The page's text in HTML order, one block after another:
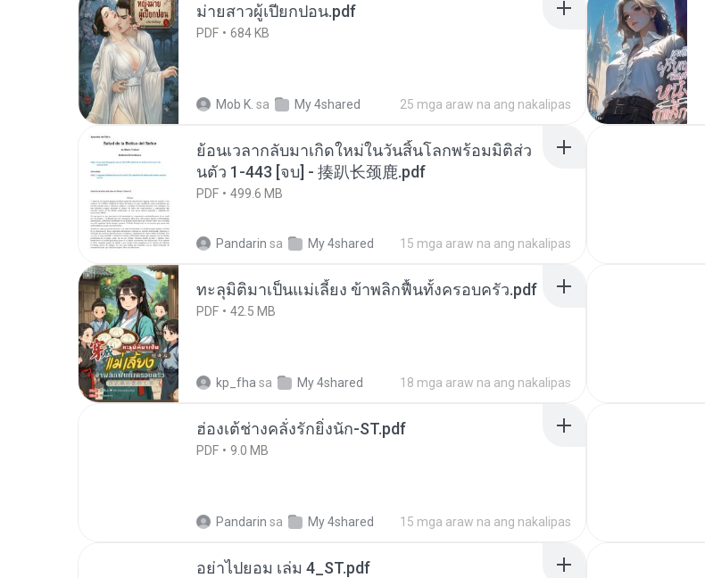
ม่ายสาวผู้เปียกปอน.pdf
PDF 684 KB
Mob K. sa My 4shared 25 mga araw na ang nakalipas
ย้อนเวลากลับมาเกิดใหม่ในวันสิ้นโลกพร้อมมิติส่ว
นตัว 1-443 [จบ] - 揍趴长颈鹿.pdf
PDF 499.6 MB
Pandarin sa My 4shared 15 mga araw na ang nakalipas
ทะลุมิติมาเป็นแม่เลี้ยง ข้าพลิกฟื้นทั้งครอบครัว.pdf
PDF 42.5 MB
kp_fha sa My 4shared 18 mga araw na ang nakalipas
ฮ่องเต้ช่างคลั่งรักยิ่งนัก-ST.pdf
PDF 9.0 MB
Pandarin sa My 4shared 15 mga araw na ang nakalipas
อย่าไปยอม เล่ม 4_ST.pdf